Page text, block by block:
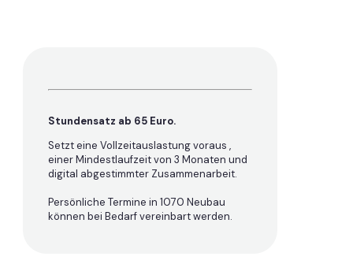
Stundensatz ab 65 Euro.
Setzt eine Vollzeitauslastung voraus ,
einer Mindestlaufzeit von 3 Monaten und
digital abgestimmter Zusammenarbeit.
Persönliche Termine in 1070 Neubau
können bei Bedarf vereinbart werden.